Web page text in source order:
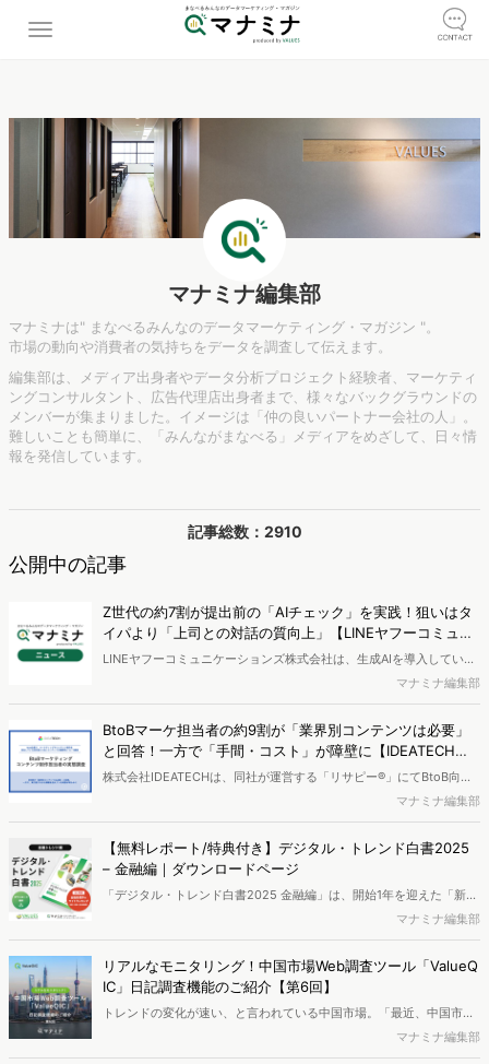
マナミナ編集部
マナミナは" まなべるみんなのデータマーケティング・マガジン "。
市場の動向や消費者の気持ちをデータを調査して伝えます。
編集部は、メディア出身者やデータ分析プロジェクト経験者、マーケティ
ングコンサルタント、広告代理店出身者まで、様々なバックグラウンドの
メンバーが集まりました。イメージは「仲の良いパートナー会社の人」。
難しいことも簡単に、「みんながまなべる」メディアをめざして、日々情
報を発信しています。
記事総数：2910
公開中の記事
Z世代の約7割が提出前の「AIチェック」を実践！狙いはタ
イパより「上司との対話の質向上」【LINEヤフーコミュニ
ケーションズ調べ】
LINEヤフーコミュニケーションズ株式会社は、生成AIを導入している
企業で働くZ世代（22〜28歳）の会社員を対象に、「生成AI時代の業
務意識と上司への期待に関する調査」を実施し、結果を公開しまし
た。
マナミナ編集部
BtoBマーケ担当者の約9割が「業界別コンテンツは必要」
と回答！一方で「手間・コスト」が障壁に【IDEATECH調
査】
株式会社IDEATECHは、同社が運営する「リサピー®︎」にてBtoB向け
商材を扱う企業で、マーケティングやコンテンツ制作（ホワイトペー
パー、事例集、調査レポート等）を1年以上担当している会社員を対象
に、BtoBマーケティングコンテンツ制作担当者の実態調査を実施し、
結果を公開しました。
マナミナ編集部
【無料レポート/特典付き】デジタル・トレンド白書2025
– 金融編｜ダウンロードページ
「デジタル・トレンド白書2025 金融編」は、開始1年を迎えた「新
NISA」や暗号資産、話題のカブアンドなどの投資のトピック、富裕層
の動向や電子マネーの進化など11の自主調査が収録されたレポートで
す。日経平均株価が史上初の5万円台に到達し 、日銀による追加利上
げやトランプ関税による市場の乱高下など 、消費者の関心が非常に高
まった金融業界の一年をまとめています。ダウンロード特典として
「金融各業界サイトランキング」も収録。
マナミナ編集部
リアルなモニタリング！中国市場Web調査ツール「ValueQ
IC」日記調査機能のご紹介【第6回】
トレンドの変化が速い、と言われている中国市場。「最近、中国市場
の変化が掴めない。言語の壁もあり、中国人生活者の生活実態がよく
わからない。」という声も多く耳にします。Web調査ツール
マナミナ編集部